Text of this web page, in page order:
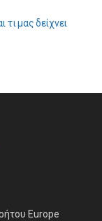
τι μας δείχνει
Europe